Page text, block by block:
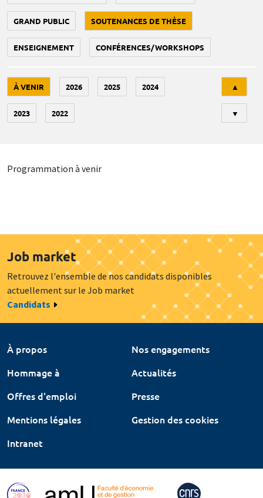
GRAND PUBLIC SOUTENANCES DE THÈSE
ENSEIGNEMENT CONFÉRENCES/WORKSHOPS
À VENIR 2026 2025 2024
2023 2022
▲
▼
Programmation à venir
Job market
Retrouvez l'ensemble de nos candidats disponibles
actuellement sur le Job market
Candidats
À propos
Nos engagements
Hommage à
Actualités
Offres d'emploi
Presse
Mentions légales
Gestion des cookies
Intranet